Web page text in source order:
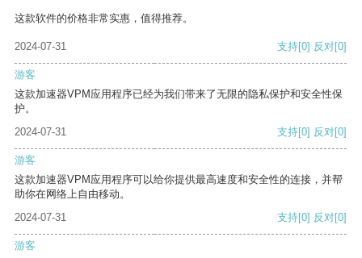
这款软件的价格非常实惠，值得推荐。
2024-07-31 支持[0] 反对[0]
游客
这款加速器VPM应用程序已经为我们带来了无限的隐私保护和安全性保
护。
2024-07-31
支持[0] 反对[0]
游客
这款加速器VPM应用程序可以给你提供最高速度和安全性的连接，并帮
助你在网络上自由移动。
2024-07-31
支持[0] 反对[0]
游客